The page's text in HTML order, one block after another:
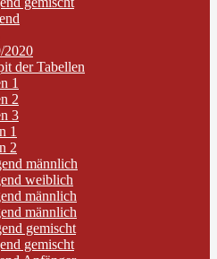
2020
der Tabellen
1
2
3
1
2
männlich
weiblich
männlich
männlich
gemischt
gemischt